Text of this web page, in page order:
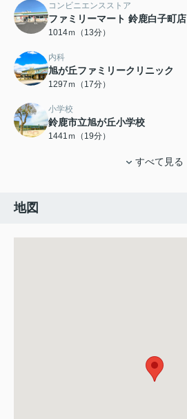
コンビニエンスストア
ファミリーマート 鈴鹿白子町店
1014ｍ（13分）
内科
旭が丘ファミリークリニック
1297ｍ（17分）
小学校
鈴鹿市立旭が丘小学校
1441ｍ（19分）
すべて見る
地図